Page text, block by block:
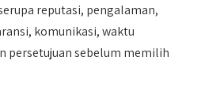
reputasi, pengalaman,
komunikasi, waktu
persetujuan sebelum memilih